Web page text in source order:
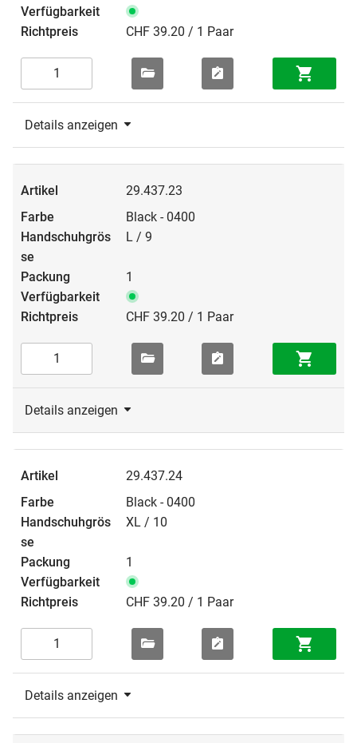
CHF 39.20 / 1 Paar
Details anzeigen
29.437.23
Black - 0400
L / 9
1
CHF 39.20 / 1 Paar
Details anzeigen
29.437.24
Black - 0400
XL / 10
1
CHF 39.20 / 1 Paar
Details anzeigen